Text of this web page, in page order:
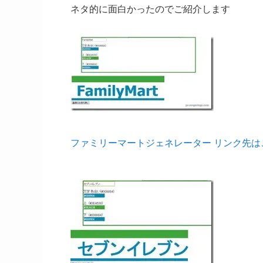
ネタ的に面白かったのでご紹介します
ファミリーマートジェネレーター リンク先は